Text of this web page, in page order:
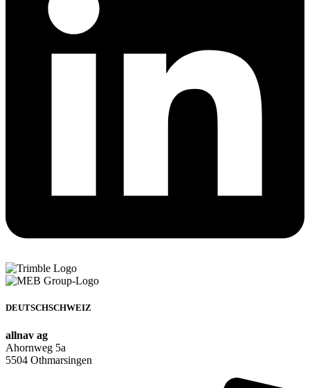
DEUTSCHSCHWEIZ
allnav ag
Ahornweg 5a
5504 Othmarsingen